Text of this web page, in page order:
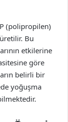
(polipropilen)
Bu
etkilerine
göre
belirli bir
yoğuşma